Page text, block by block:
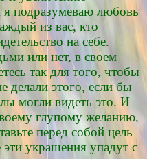
подразумеваю любовь
из вас, кто
на себе.
или нет, в своем
так для того, чтобы
этого, если бы
могли видеть это. И
глупому желанию,
перед собой цель
эти украшения упадут с